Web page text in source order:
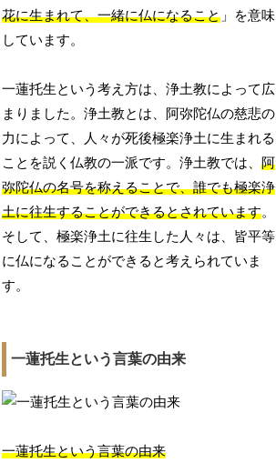
花に生まれて、一緒に仏になること 」を意味
しています。
一蓮托生という考え方は、浄土教によって広
まりました。浄土教とは、阿弥陀仏の慈悲の
力によって、人々が死後極楽浄土に生まれる
ことを説く仏教の一派です。浄土教では、阿
弥陀仏の名号を称えることで、誰でも極楽浄
土に往生することができるとされています。
そして、極楽浄土に往生した人々は、皆平等
に仏になることができると考えられていま
す。
一蓮托生という言葉の由来
一蓮托生という言葉の由来